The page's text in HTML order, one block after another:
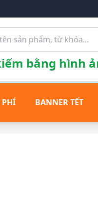
bằng hình
PHÍ BANNER TẾT